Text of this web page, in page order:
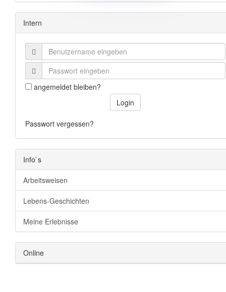
Intern
angemeldet bleiben?
Login
Passwort vergessen?
Info`s
Arbeitsweisen
Lebens-Geschichten
Meine Erlebnisse
Online